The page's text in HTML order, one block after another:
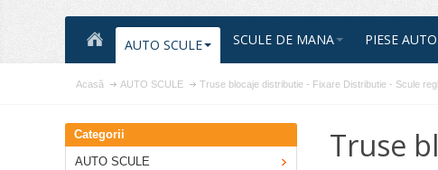
AUTO SCULE SCULE DE MANA PIESE
Acasă AUTO SCULE Truse blocaje distributie - Fixare Distributie - Scule
Truse
Categorii
AUTO SCULE